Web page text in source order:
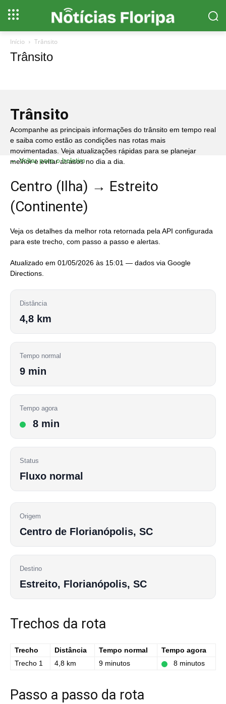
Início Trânsito
Trânsito
Trânsito
Acompanhe as principais informações do trânsito em tempo real
e saiba como estão as condições nas rotas mais
movimentadas. Veja atualizações rápidas para se planejar
melhor e evitar atrasos no dia a dia.
← Voltar para o boletim
Centro (Ilha) → Estreito
(Continente)
Veja os detalhes da melhor rota retornada pela API configurada
para este trecho, com passo a passo e alertas.
Atualizado em 01/05/2026 às 15:01 — dados via Google
Directions.
Distância
4,8 km
Tempo normal
9 min
Tempo agora
8 min
Status
Fluxo normal
Origem
Centro de Florianópolis, SC
Destino
Estreito, Florianópolis, SC
Trechos da rota
Trecho Distância Tempo normal
Tempo agora
Trecho 1
4,8 km 9 minutos 8 minutos
Passo a passo da rota